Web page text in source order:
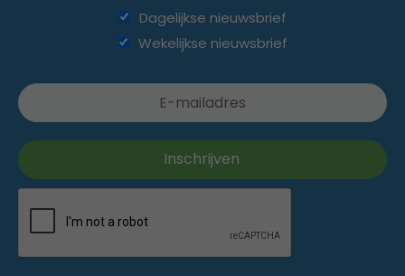
Dagelijkse nieuwsbrief
Wekelijkse nieuwsbrief